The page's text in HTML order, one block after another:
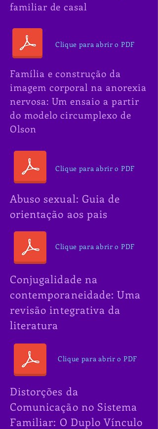
familiar de casal
Clique para abrir o PDF
Família e construção da
imagem corporal na anorexia
nervosa: Um ensaio a partir
do modelo circumplexo de
Olson
Clique para abrir o PDF
Abuso sexual: Guia de
orientação aos pais
Clique para abrir o PDF
Conjugalidade na
contemporaneidade: Uma
revisão integrativa da
literatura
Clique para abrir o PDF
Distorções da
Comunicação no Sistema
Familiar: O Duplo Vínculo